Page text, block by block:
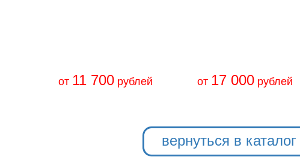
от 11 700 рублей от 17 000рублей
вернуться в каталог